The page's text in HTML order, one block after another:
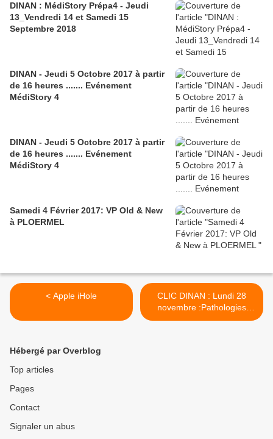
DINAN : MédiStory Prépa4 - Jeudi
13_Vendredi 14 et Samedi 15
Septembre 2018
DINAN - Jeudi 5 Octobre 2017 à partir
de 16 heures ....... Evénement
MédiStory 4
DINAN - Jeudi 5 Octobre 2017 à partir
de 16 heures ....... Evénement
MédiStory 4
Samedi 4 Février 2017: VP Old & New
à PLOERMEL
< Apple iHole
CLIC DINAN : Lundi 28
novembre :Pathologies
démentielles >
Hébergé par Overblog
Top articles
Pages
Contact
Signaler un abus